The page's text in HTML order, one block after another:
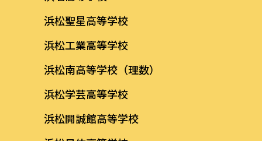
浜松聖星高等学校
浜松工業高等学校
浜松南高等学校（理数）
浜松学芸高等学校
浜松開誠館高等学校